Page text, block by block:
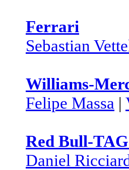
Ferrari
Sebastian
Williams-
Felipe Massa |
Red Bull-
Daniel